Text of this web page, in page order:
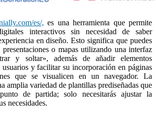
es/, es una herramienta que permite
interactivos sin necesidad de saber
en diseño. Esto significa que puedes
o mapas utilizando una interfaz
y soltar», además de añadir elementos
y facilitar su incorporación en páginas
que se visualicen en un navegador. La
amplia variedad de plantillas prediseñadas que
de partida; solo necesitarás ajustar la
necesidades.